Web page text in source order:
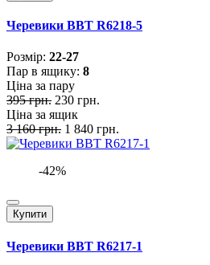
Черевики BBT R6218-5
Розмiр: 22-27
Пар в ящику: 8
Ціна за пару
395 грн. 230 грн.
Ціна за ящик
3 160 грн. 1 840 грн.
-42%
Купити
Черевики BBT R6217-1